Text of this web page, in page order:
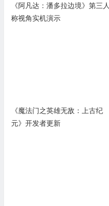
《阿凡达：潘多拉边境》第三人
称视角实机演示
《魔法门之英雄无敌：上古纪
元》开发者更新